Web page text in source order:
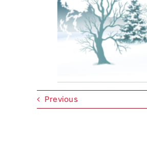
Previous